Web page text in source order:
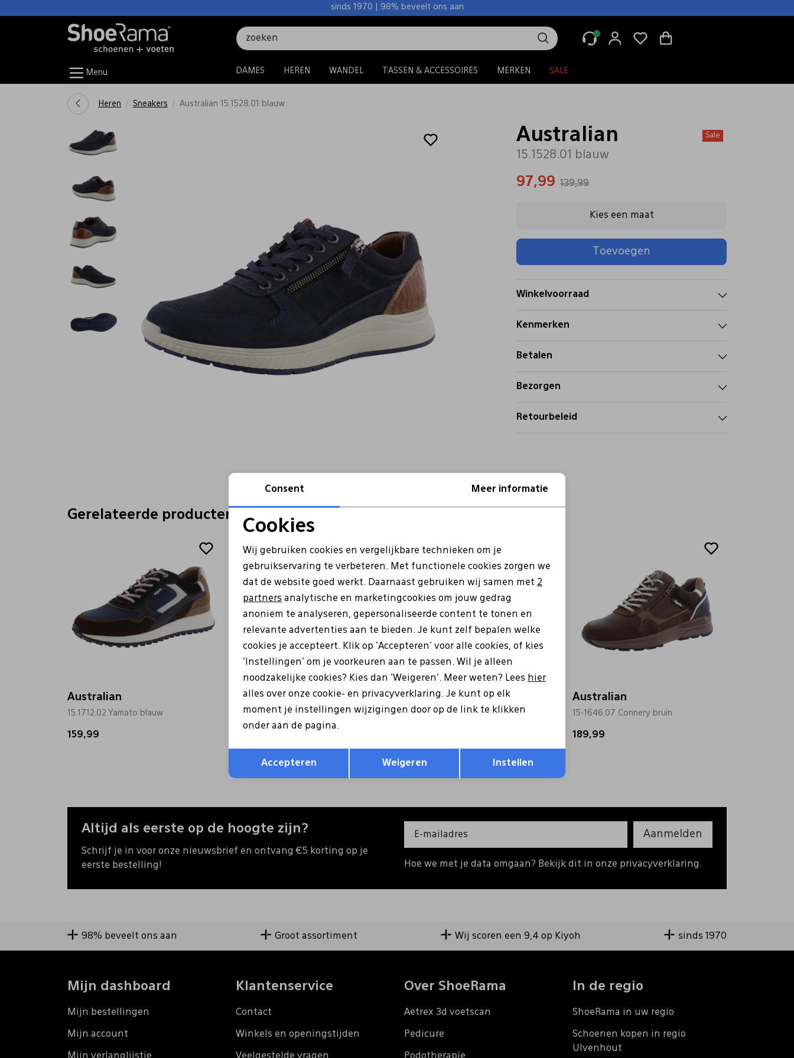
sinds 1970 | 98% beveelt ons aan
Menu DAMES HEREN WANDEL TASSEN & ACCESSOIRES MERKEN SALE
Heren Sneakers Australian 15.1528.01 blauw
Australian
15.1528.01 blauw
Sale
97,99 139,99
Kies een maat
Toevoegen
Winkelvoorraad
Kenmerken
Betalen
Bezorgen
Retourbeleid
Gerelateerde producten
Australian
15.1712.02 Yamato blauw
159,99
Australian
15.1715.02 Hawker zwart
Australian
15.1688.04 Grants taupe
Australian
15-1646.07 Connery bruin
189,99
Altijd als eerste op de hoogte zijn?
Schrijf je in voor onze nieuwsbrief en ontvang €5 korting op je
eerste bestelling!
Aanmelden
Hoe we met je data omgaan? Bekijk dit in onze privacyverklaring.
98% beveelt ons aan Groot assortiment Wij scoren een 9,4 op Kiyoh sinds 1970
Mijn dashboard
Mijn bestellingen
Mijn account
Mijn verlanglijstje
Klantenservice
Contact
Winkels en openingstijden
Veelgestelde vragen
Over ShoeRama
Aetrex 3d voetscan
Pedicure
Podotherapie
In de regio
ShoeRama in uw regio
Schoenen kopen in regio
Ulvenhout
Analytische cookies Marketing cookies
Opslaan
Consent Meer informatie
Cookies
Wij gebruiken cookies en vergelijkbare technieken om je
gebruikservaring te verbeteren. Met functionele cookies zorgen we
dat de website goed werkt. Daarnaast gebruiken wij samen met 2
partners analytische en marketingcookies om jouw gedrag
anoniem te analyseren, gepersonaliseerde content te tonen en
relevante advertenties aan te bieden. Je kunt zelf bepalen welke
cookies je accepteert. Klik op 'Accepteren' voor alle cookies, of kies
'Instellingen' om je voorkeuren aan te passen. Wil je alleen
noodzakelijke cookies? Kies dan 'Weigeren'. Meer weten? Lees hier
alles over onze cookie- en privacyverklaring. Je kunt op elk
moment je instellingen wijzigingen door op de link te klikken
onder aan de pagina.
Accepteren Weigeren Instellen